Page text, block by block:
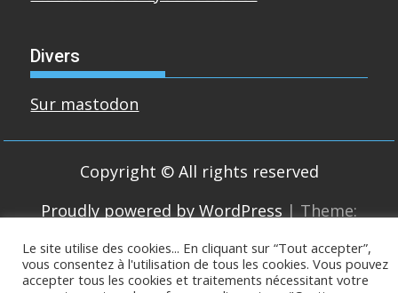
Divers
Sur mastodon
Copyright © All rights reserved
Proudly powered by WordPress | Theme:
Le site utilise des cookies... En cliquant sur “Tout accepter”,
vous consentez à l'utilisation de tous les cookies. Vous pouvez
accepter tous les cookies et traitements nécessitant votre